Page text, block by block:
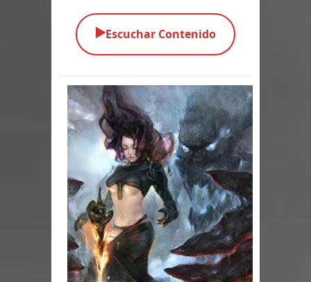
Parte 03: La Traición
Parte 02: Vuelve el Hijo Prodigo
Parte 01: El Comienzo
Parte 01: El Enemigo Interior
Exaltados y Muertos Vivientes
Los Muertos se Levantan (Relato)
Los Monstruos más Buscados
Parte 09: Los Muertos Cuentan
▶️Escuchar Contenido